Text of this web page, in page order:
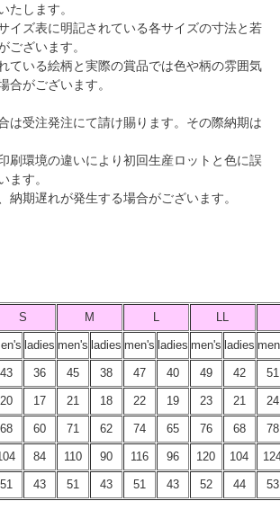
たします。
イズ表に明記されている各サイズの寸法と若
ございます。
ている絵柄と実際の賞品では色や柄の雰囲気
合がございます。
は受注発注にて請け賜ります。その際納期は
刷環境の違いにより初回生産ロットと色に誤
ます。
期遅れが発生する場合がございます。
S M L LL
ladies men's ladies men's ladies men's ladies
43 36 45 38 47 40 49 42 51
20 17 21 18 22 19 23 21 24
68 60 71 62 74 65 76 68 78
84 110 90 116 96 120 104
51 43 51 43 51 43 52 44 53